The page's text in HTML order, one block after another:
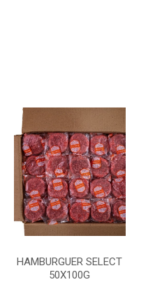
HAMBURGUER SELECT
50X100G